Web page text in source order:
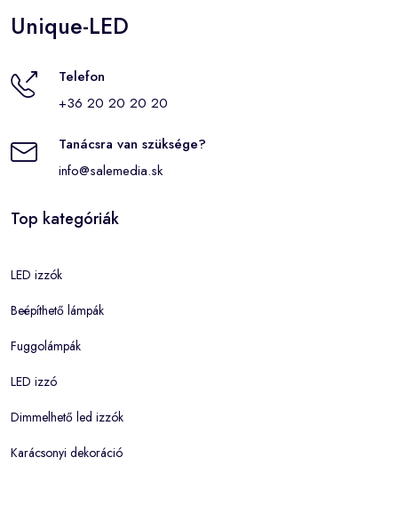
Unique-LED
Telefon
+36 20 20 20 20
Tanácsra van szüksége?
info@salemedia.sk
Top kategóriák
LED izzók
Beépíthető lámpák
Fuggolámpák
LED izzó
Dimmelhető led izzók
Karácsonyi dekoráció